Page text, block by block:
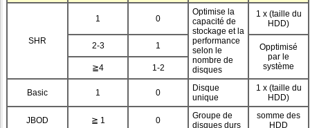
SHR
1 0
Optimise la
capacité de
stockage et la
performance
selon le
nombre de
disques
1 x (taille du
HDD)
2-3 1
Opptimisé
par le
système
≧4 1-2
Basic 1 0
Disque
unique
1 x (taille du
HDD)
JBOD ≧ 1 0
Groupe de
disques durs
somme des
HDD